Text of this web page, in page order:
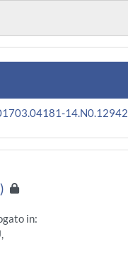
14.N0.12942
in: